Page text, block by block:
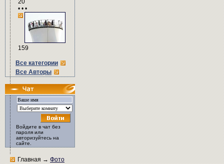
20
• • •
159
Все категории
Все Авторы
Войдите в чат без
пароля или
авторизуйтесь на
сайте.
Главная→Фото